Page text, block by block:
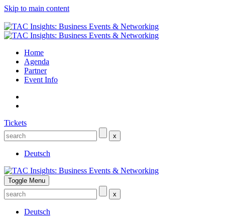
Skip to main content
Home
Agenda
Partner
Event Info
Tickets
x
Deutsch
Toggle Menu
x
Deutsch